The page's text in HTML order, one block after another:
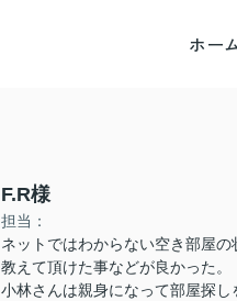
ホー
F.R様
担当：
ネットではわからない空き部屋
教えて頂けた事などが良かった。
小林さんは親身になって部屋探